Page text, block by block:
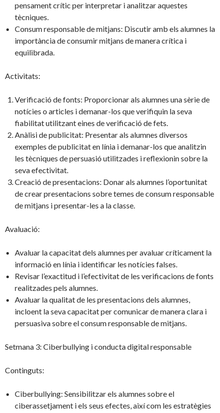
pensament crític per interpretar i analitzar aquestes
tècniques.
Consum responsable de mitjans: Discutir amb els alumnes la
importància de consumir mitjans de manera crítica i
equilibrada.
Activitats:
Verificació de fonts: Proporcionar als alumnes una sèrie de
notícies o articles i demanar-los que verifiquin la seva
fiabilitat utilitzant eines de verificació de fets.
Anàlisi de publicitat: Presentar als alumnes diversos
exemples de publicitat en línia i demanar-los que analitzin
les tècniques de persuasió utilitzades i reflexionin sobre la
seva efectivitat.
Creació de presentacions: Donar als alumnes l’oportunitat
de crear presentacions sobre temes de consum responsable
de mitjans i presentar-les a la classe.
Avaluació:
Avaluar la capacitat dels alumnes per avaluar críticament la
informació en línia i identificar les notícies falses.
Revisar l’exactitud i l’efectivitat de les verificacions de fonts
realitzades pels alumnes.
Avaluar la qualitat de les presentacions dels alumnes,
incloent la seva capacitat per comunicar de manera clara i
persuasiva sobre el consum responsable de mitjans.
Setmana 3: Ciberbullying i conducta digital responsable
Continguts:
Ciberbullying: Sensibilitzar els alumnes sobre el
ciberassetjament i els seus efectes, així com les estratègies